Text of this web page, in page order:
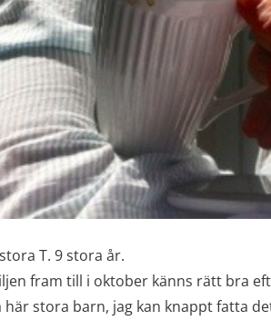
T. 9 stora år.
fram till i oktober känns rätt bra
här stora barn, jag kan knappt fatta